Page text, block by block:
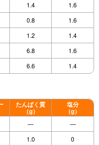
1.4 1.6
0.8 1.6
1.2 1.4
6.8 1.6
6.6 1.4
たんぱく質
（g）
塩分
（g）
― ―
1.0 0